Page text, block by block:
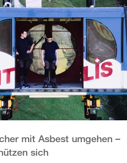
mit Asbest umgehen –
sich